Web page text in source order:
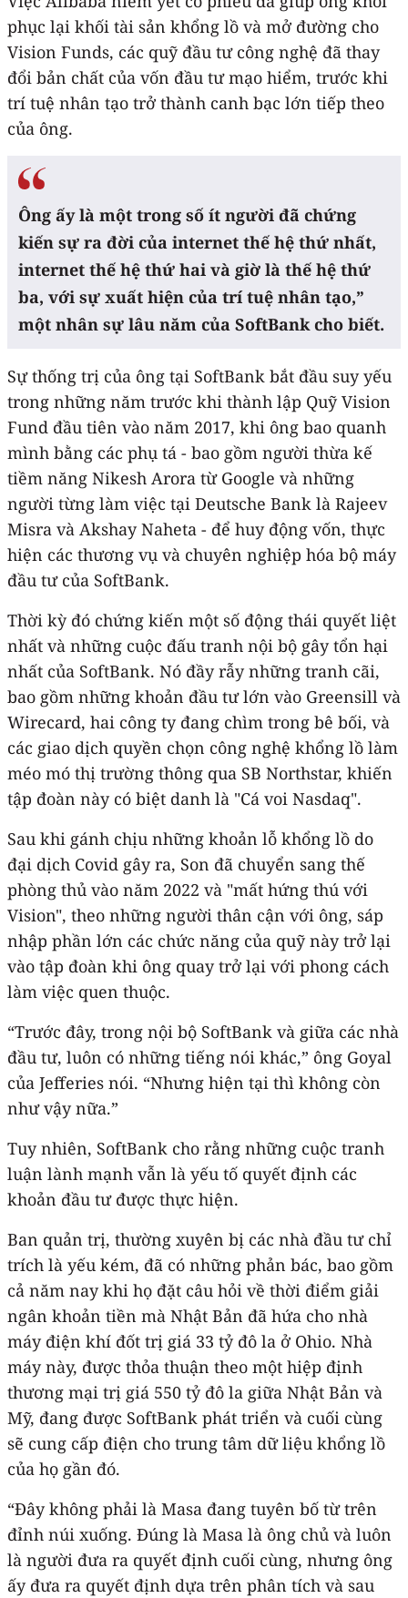
phục lại khối tài sản khổng lồ và mở đường cho
Vision Funds, các quỹ đầu tư công nghệ đã thay
đổi bản chất của vốn đầu tư mạo hiểm, trước khi
trí tuệ nhân tạo trở thành canh bạc lớn tiếp theo
của ông.
Ông ấy là một trong số ít người đã chứng
kiến ​​sự ra đời của internet thế hệ thứ nhất,
internet thế hệ thứ hai và giờ là thế hệ thứ
ba, với sự xuất hiện của trí tuệ nhân tạo,”
một nhân sự lâu năm của SoftBank cho biết.
Sự thống trị của ông tại SoftBank bắt đầu suy yếu
trong những năm trước khi thành lập Quỹ Vision
Fund đầu tiên vào năm 2017, khi ông bao quanh
mình bằng các phụ tá - bao gồm người thừa kế
tiềm năng Nikesh Arora từ Google và những
người từng làm việc tại Deutsche Bank là Rajeev
Misra và Akshay Naheta - để huy động vốn, thực
hiện các thương vụ và chuyên nghiệp hóa bộ máy
đầu tư của SoftBank.
Thời kỳ đó chứng kiến ​​một số động thái quyết liệt
nhất và những cuộc đấu tranh nội bộ gây tổn hại
nhất của SoftBank. Nó đầy rẫy những tranh cãi,
bao gồm những khoản đầu tư lớn vào Greensill và
Wirecard, hai công ty đang chìm trong bê bối, và
các giao dịch quyền chọn công nghệ khổng lồ làm
méo mó thị trường thông qua SB Northstar, khiến
tập đoàn này có biệt danh là "Cá voi Nasdaq".
Sau khi gánh chịu những khoản lỗ khổng lồ do
đại dịch Covid gây ra, Son đã chuyển sang thế
phòng thủ vào năm 2022 và "mất hứng thú với
Vision", theo những người thân cận với ông, sáp
nhập phần lớn các chức năng của quỹ này trở lại
vào tập đoàn khi ông quay trở lại với phong cách
làm việc quen thuộc.
“Trước đây, trong nội bộ SoftBank và giữa các nhà
đầu tư, luôn có những tiếng nói khác,” ông Goyal
của Jefferies nói. “Nhưng hiện tại thì không còn
như vậy nữa.”
Tuy nhiên, SoftBank cho rằng những cuộc tranh
luận lành mạnh vẫn là yếu tố quyết định các
khoản đầu tư được thực hiện.
Ban quản trị, thường xuyên bị các nhà đầu tư chỉ
trích là yếu kém, đã có những phản bác, bao gồm
cả năm nay khi họ đặt câu hỏi về thời điểm giải
ngân khoản tiền mà Nhật Bản đã hứa cho nhà
máy điện khí đốt trị giá 33 tỷ đô la ở Ohio. Nhà
máy này, được thỏa thuận theo một hiệp định
thương mại trị giá 550 tỷ đô la giữa Nhật Bản và
Mỹ, đang được SoftBank phát triển và cuối cùng
sẽ cung cấp điện cho trung tâm dữ liệu khổng lồ
của họ gần đó.
“Đây không phải là Masa đang tuyên bố từ trên
đỉnh núi xuống. Đúng là Masa là ông chủ và luôn
là người đưa ra quyết định cuối cùng, nhưng ông
ấy đưa ra quyết định dựa trên phân tích và sau